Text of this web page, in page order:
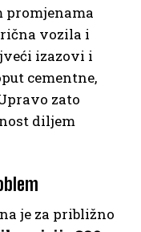
promjenama
vozila i
izazovi i
cementne,
zato
diljem
je za približno